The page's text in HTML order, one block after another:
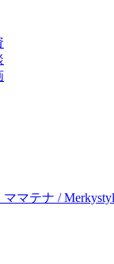
ママテナ /